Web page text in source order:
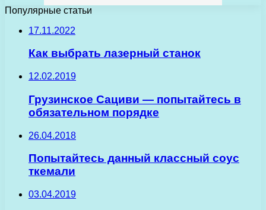
Популярные статьи
17.11.2022
Как выбрать лазерный станок
12.02.2019
Грузинское Cациви — попытайтесь в
обязательном порядке
26.04.2018
Попытайтесь данный классный соус
ткемали
03.04.2019